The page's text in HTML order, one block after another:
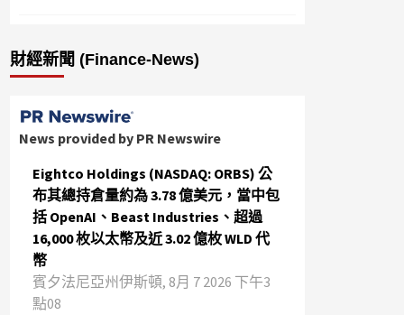
財經新聞 (Finance-News)
News provided by PR Newswire
Eightco Holdings (NASDAQ: ORBS) 公
布其總持倉量約為 3.78 億美元，當中包
括 OpenAI、Beast Industries、超過
16,000 枚以太幣及近 3.02 億枚 WLD 代
幣
賓夕法尼亞州伊斯頓, 8月 7 2026 下午3
點08